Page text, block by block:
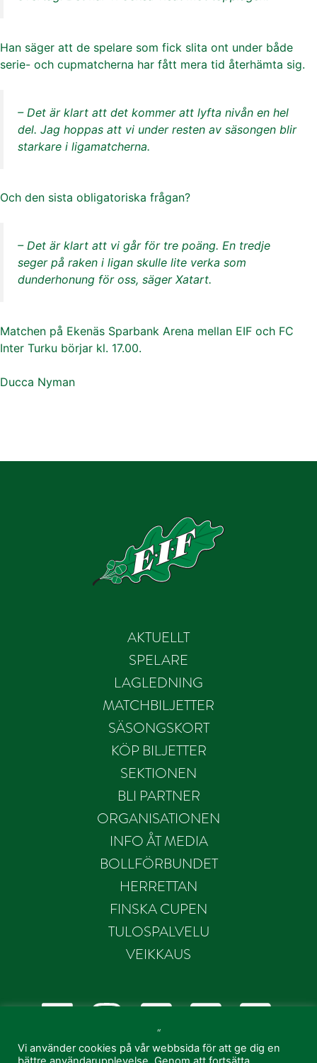
Han säger att de spelare som fick slita ont under både
serie- och cupmatcherna har fått mera tid återhämta sig.
– Det är klart att det kommer att lyfta nivån en hel
del. Jag hoppas att vi under resten av säsongen blir
starkare i ligamatcherna.
Och den sista obligatoriska frågan?
– Det är klart att vi går för tre poäng. En tredje
seger på raken i ligan skulle lite verka som
dunderhonung för oss, säger Xatart.
Matchen på Ekenäs Sparbank Arena mellan EIF och FC
Inter Turku börjar kl. 17.00.
Ducca Nyman
AKTUELLT
SPELARE
LAGLEDNING
MATCHBILJETTER
SÄSONGSKORT
KÖP BILJETTER
SEKTIONEN
BLI PARTNER
ORGANISATIONEN
INFO ÅT MEDIA
BOLLFÖRBUNDET
HERRETTAN
FINSKA CUPEN
TULOSPALVELU
VEIKKAUS
“
Vi använder cookies på vår webbsida för att ge dig en